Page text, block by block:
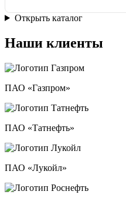
Открыть каталог
Наши клиенты
ПАО «Газпром»
ПАО «Татнефть»
ПАО «Лукойл»